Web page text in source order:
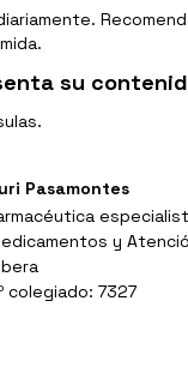
su
Pasamontes
y
colegiado: 7327